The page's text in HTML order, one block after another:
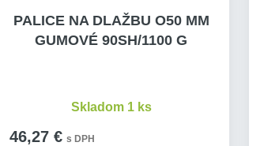
PALICE NA DLAŽBU O50 MM
GUMOVÉ 90SH/1100 G
46,27 € s DPH
Skladom 1 ks